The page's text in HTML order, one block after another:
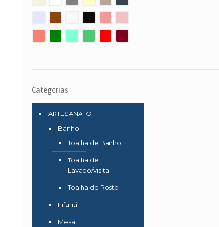
Categorias
ARTESANATO
Banho
Toalha de Banho
Toalha de
Lavabo/visita
Toalha de Rosto
Infantil
Mesa